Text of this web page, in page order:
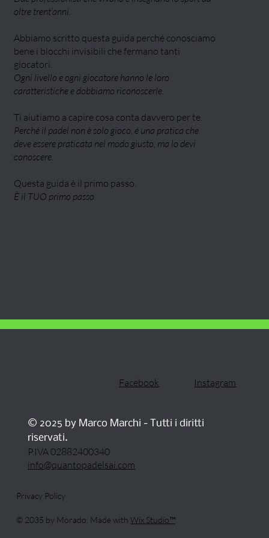
oltre trent’anni.
Abbiamo scritto questa guida perché conosciamo
bene i blocchi invisibili che fermano tanti
giocatori.
Ogni livello e ogni giocatore hanno le loro
caratteristiche e dobbiamo riconoscerle.
Ti aiutiamo a capire cosa conta davvero per te.
Perché il padel non è solo gioco, é una pratica che
deve essere praticata nel modo giusto, ma lo devi
conoscere.
Questa guida è il primo passo.
È il TUO primo passo
© 2025 by Marco Marchi - Tutti i diritti
riservati.
P.IVA 02882400340
info@quantopadelsai.com
Facebook Instagram
Privacy Policy
© 2035 by Morado. Made with Wix Studio™